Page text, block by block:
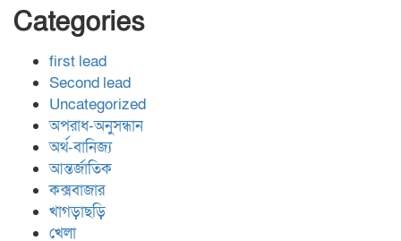
Categories
first lead
Second lead
Uncategorized
অপরাধ-অনুসন্ধান
অর্থ-বানিজ্য
আন্তর্জাতিক
কক্সবাজার
খাগড়াছড়ি
খেলা